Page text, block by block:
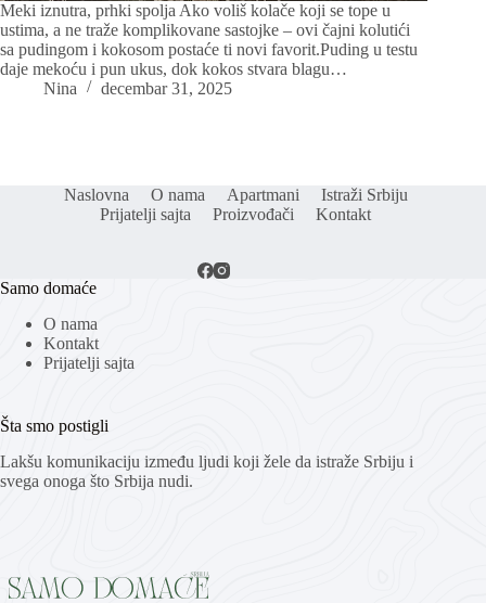
Meki iznutra, prhki spolja Ako voliš kolače koji se tope u
ustima, a ne traže komplikovane sastojke – ovi čajni kolutići
sa pudingom i kokosom postaće ti novi favorit.Puding u testu
daje mekoću i pun ukus, dok kokos stvara blagu…
Nina
decembar 31, 2025
Naslovna O nama Apartmani
Istraži Srbiju
Prijatelji sajta
Proizvođači Kontakt
Samo domaće
O nama
Kontakt
Prijatelji sajta
Šta smo postigli
Lakšu komunikaciju između ljudi koji žele da istraže Srbiju i
svega onoga što Srbija nudi.